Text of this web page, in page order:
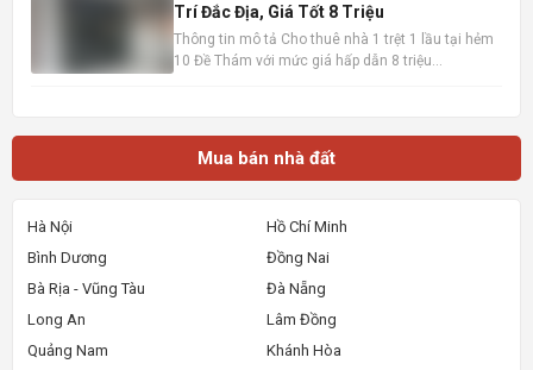
Trí Đắc Địa, Giá Tốt 8 Triệu
Thông tin mô tả Cho thuê nhà 1 trệt 1 lầu tại hẻm
10 Đề Thám với mức giá hấp dẫn 8 triệu
Mua bán nhà đất
Hà Nội
Hồ Chí Minh
Bình Dương
Đồng Nai
Bà Rịa - Vũng Tàu
Đà Nẵng
Long An
Lâm Đồng
Quảng Nam
Khánh Hòa